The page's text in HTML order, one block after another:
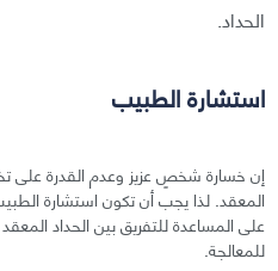
الحداد.
استشارة الطبيب
إن خسارة شخصٍ عزيز وعدم القدرة على
المعقد. لذا يجب أن تكون استشارة
على المساعدة للتفريق بين الحداد
للمعالجة.